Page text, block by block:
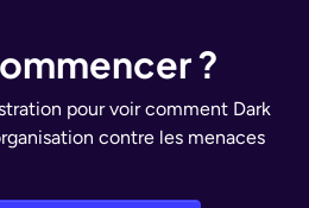
?
pour voir comment Dark
contre les menaces